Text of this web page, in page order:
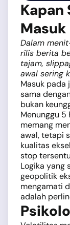
Kapan
Masuk
Dalam
rilis berita
tajam,
awal sering
Masuk pada
sama
bukan
Menunggu 5
memang
awal, tetapi
kualitas
stop
Logika yang
geopolitik
mengamati
adalah